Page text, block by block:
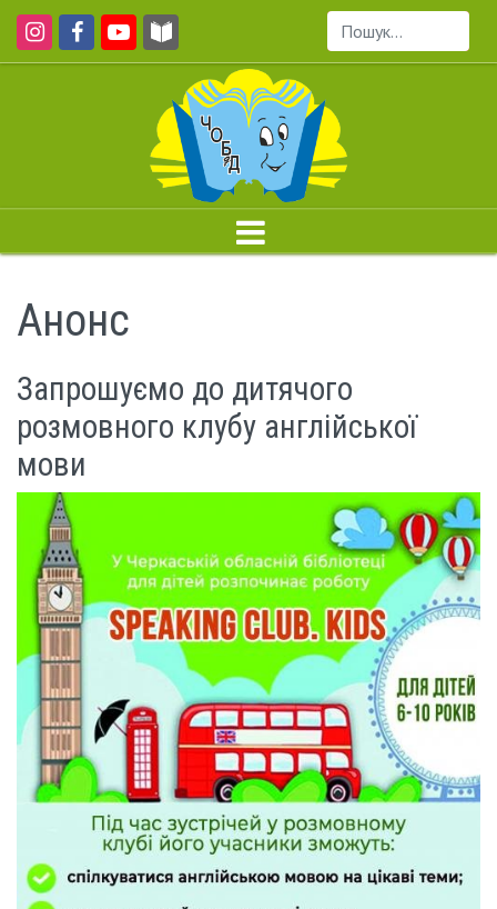
Пошук...
Анонс
Запрошуємо до дитячого
розмовного клубу англійської
мови